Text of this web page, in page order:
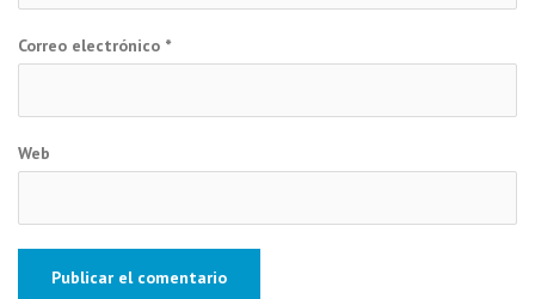
Correo electrónico *
Web